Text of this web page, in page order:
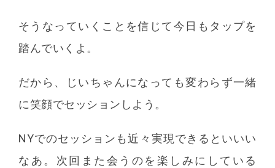
そうなっていくことを信じて今日もタップを
踏んでいくよ。
だから、じいちゃんになっても変わらず一緒
に笑顔でセッションしよう。
NYでのセッションも近々実現できるといいい
なあ。次回また会うのを楽しみにしている